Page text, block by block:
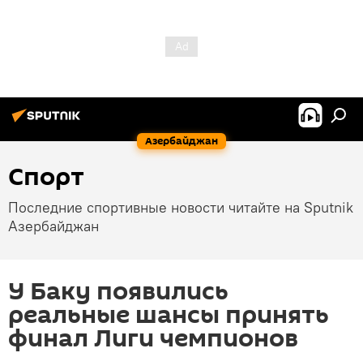
Азербайджан
Спорт
Последние спортивные новости читайте на Sputnik
Азербайджан
У Баку появились
реальные шансы принять
финал Лиги чемпионов